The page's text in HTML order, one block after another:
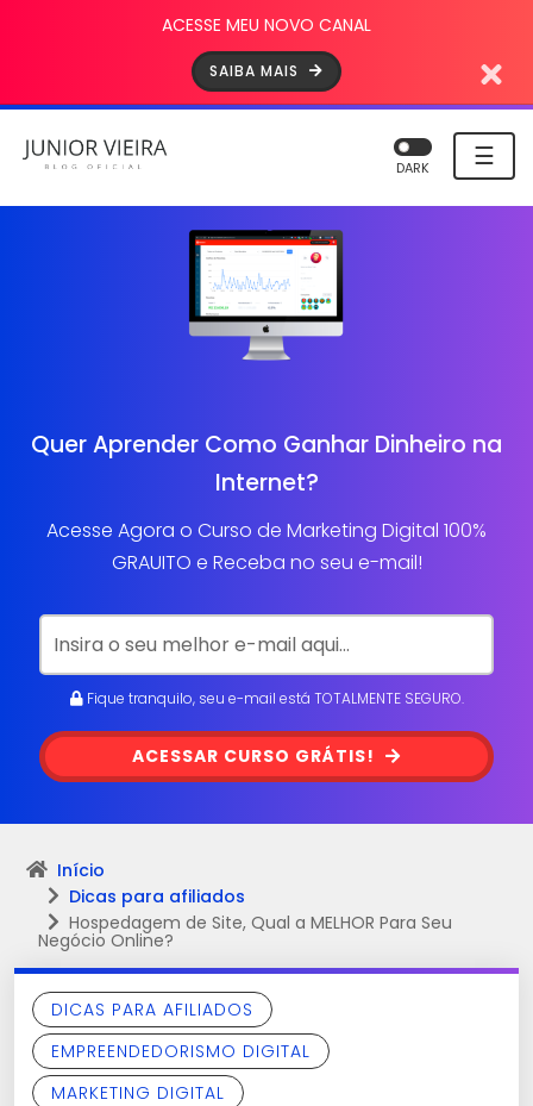
ACESSE MEU NOVO CANAL
SAIBA MAIS
☰
DARK
Quer Aprender Como Ganhar Dinheiro na
Internet?
Acesse Agora o Curso de Marketing Digital 100%
GRAUITO e Receba no seu e-mail!
Fique tranquilo, seu e-mail está TOTALMENTE SEGURO.
ACESSAR CURSO GRÁTIS!
Início
Dicas para afiliados
Hospedagem de Site, Qual a MELHOR Para Seu
Negócio Online?
DICAS PARA AFILIADOS
EMPREENDEDORISMO DIGITAL
MARKETING DIGITAL